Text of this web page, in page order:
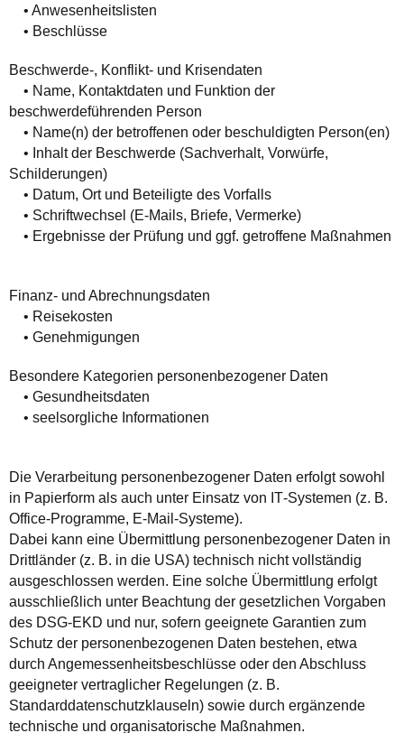
• Anwesenheitslisten
• Beschlüsse
Beschwerde-, Konflikt- und Krisendaten
• Name, Kontaktdaten und Funktion der
beschwerdeführenden Person
• Name(n) der betroffenen oder beschuldigten Person(en)
• Inhalt der Beschwerde (Sachverhalt, Vorwürfe,
Schilderungen)
• Datum, Ort und Beteiligte des Vorfalls
• Schriftwechsel (E-Mails, Briefe, Vermerke)
• Ergebnisse der Prüfung und ggf. getroffene Maßnahmen
Finanz- und Abrechnungsdaten
• Reisekosten
• Genehmigungen
Besondere Kategorien personenbezogener Daten
• Gesundheitsdaten
• seelsorgliche Informationen
Die Verarbeitung personenbezogener Daten erfolgt sowohl
in Papierform als auch unter Einsatz von IT‑Systemen (z. B.
Office‑Programme, E‑Mail‑Systeme).
Dabei kann eine Übermittlung personenbezogener Daten in
Drittländer (z. B. in die USA) technisch nicht vollständig
ausgeschlossen werden. Eine solche Übermittlung erfolgt
ausschließlich unter Beachtung der gesetzlichen Vorgaben
des DSG‑EKD und nur, sofern geeignete Garantien zum
Schutz der personenbezogenen Daten bestehen, etwa
durch Angemessenheitsbeschlüsse oder den Abschluss
geeigneter vertraglicher Regelungen (z. B.
Standarddatenschutzklauseln) sowie durch ergänzende
technische und organisatorische Maßnahmen.